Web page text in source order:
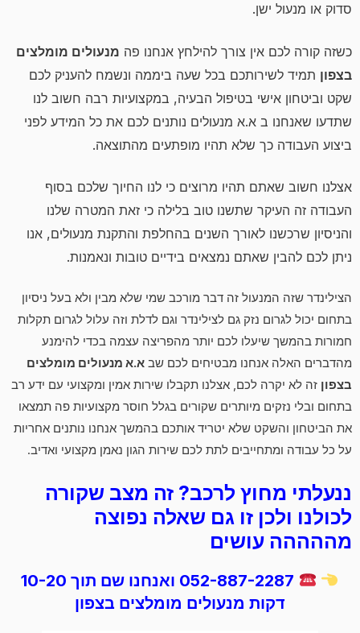
סדוק או מנעול ישן.
כשזה קורה לכם אין צורך להילחץ אנחנו פה מנעולים מומלצים
בצפון תמיד לשירותכם בכל שעה ביממה ונשמח להעניק לכם
שקט וביטחון אישי בטיפול הבעיה, במקצועיות רבה חשוב לנו
שתדעו שאנחנו ב א.א מנעולים נותנים לכם את כל המידע לפני
ביצוע העבודה כך שלא תהיו מופתעים מהתוצאה.
אצלנו חשוב שאתם תהיו מרוצים כי לנו החיוך שלכם בסוף
העבודה זה העיקר שתשנו טוב בלילה כי זאת המטרה שלנו
והניסיון שרכשנו לאורך השנים בהחלפת והתקנת מנעולים, אנו
ניתן לכם להבין שאתם נמצאים בידיים טובות ונאמנות.
הצילינדר שזה המנעול זה דבר מורכב שמי שלא מבין ולא בעל ניסיון
בתחום יכול לגרום נזק גם לצילינדר וגם לדלת וזה עלול לגרום תקלות
חמורות בהמשך שיעלו לכם יותר מהפריצה עצמה בכדי להימנע
מהדברים האלה אנחנו מבטיחים לכם שב א.א מנעולים מומלצים
בצפון זה לא יקרה לכם, אצלנו תקבלו שירות אמין ומקצועי עם ידע רב
בתחום ובלי נזקים מיותרים שקורים בגלל חוסר מקצועיות פה תמצאו
את הביטחון והשקט שלא יטריד אותכם בהמשך אנחנו נותנים אחריות
על כל עבודה ומתחייבים לתת לכם שירות הגון נאמן מקצועי ואדיב.
ננעלתי מחוץ לרכב? זה מצב שקורה
לכולנו ולכן זו גם שאלה נפוצה
מההההה עושים
052-887-2287 ואנחנו שם תוך 10-20
דקות מנעולים מומלצים בצפון